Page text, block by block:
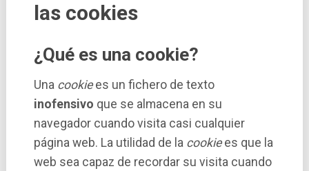
las cookies
¿Qué es una cookie?
Una cookiees un fichero de texto
inofensivo que se almacena en su
navegador cuando visita casi cualquier
página web. La utilidad de la cookiees que la
web sea capaz de recordar su visita cuando